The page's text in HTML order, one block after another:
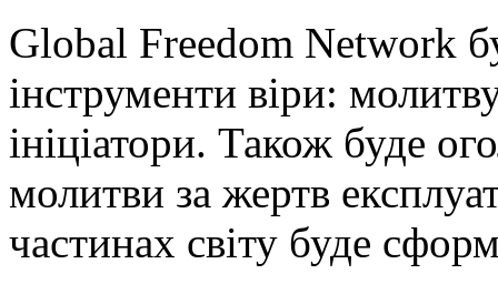
Global Freedom Network
інструменти віри:
ініціатори. Також буде
молитви за жертв
частинах світу буде